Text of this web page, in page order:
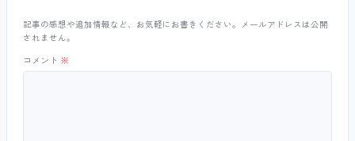
記事の感想や追加情報など、お気軽にお書きください。メールアドレスは公開
されません。
コメント ※